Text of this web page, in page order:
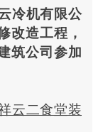
冷机有限公
改造工程，
筑公司参加
云二食堂装